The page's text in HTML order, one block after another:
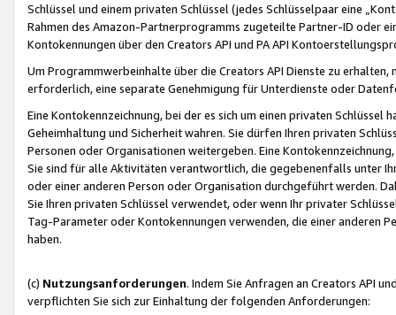
Schlüssel und einem privaten Schlüssel (jedes Schlüsselpaar eine
Rahmen des Amazon-Partnerprogramms zugeteilte Partner-ID oder
Kontokennungen über den Creators API und PA API
Um Programmwerbeinhalte über die Creators API Dienste zu
erforderlich, eine separate Genehmigung für Unterdienste oder
Eine Kontokennzeichnung, bei der es sich um einen privaten
Geheimhaltung und Sicherheit wahren. Sie dürfen Ihren privaten
Personen oder Organisationen weitergeben. Eine
Sie sind für alle Aktivitäten verantwortlich, die gegebenenfalls unter
oder einer anderen Person oder Organisation durchgeführt werden.
Sie Ihren privaten Schlüssel verwendet, oder wenn Ihr privater
Tag-Parameter oder Kontokennungen verwenden, die einer anderen
haben.
(c) Nutzungsanforderungen. Indem Sie Anfragen an Creators API
verpflichten Sie sich zur Einhaltung der folgenden Anforderungen: